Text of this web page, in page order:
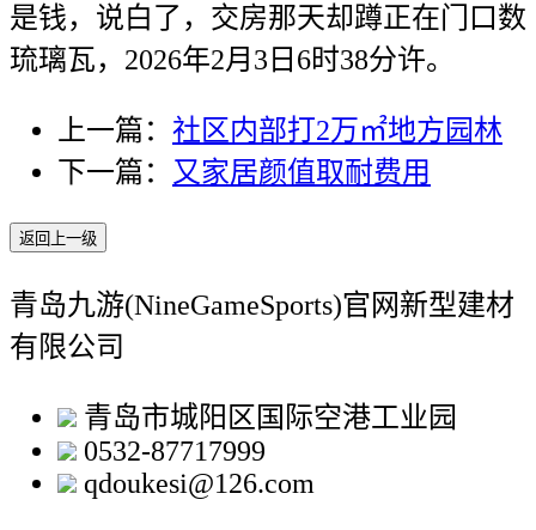
是钱，说白了，交房那天却蹲正在门口数
琉璃瓦，2026年2月3日6时38分许。
上一篇： 社区内部打2万㎡地方园林
下一篇： 又家居颜值取耐费用
返回上一级
青岛九游(NineGameSports)官网新型建材
有限公司
青岛市城阳区国际空港工业园
0532-87717999
qdoukesi@126.com